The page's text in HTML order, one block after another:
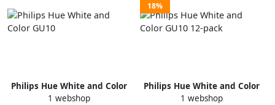
Philips Hue White and Color
GU10
1 webshop
18%
Philips Hue White and Color
GU10 12-pack
1 webshop